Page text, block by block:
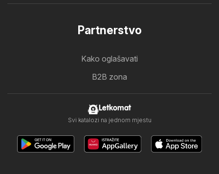
Partnerstvo
Kako oglašavati
B2B zona
Letkomat
Svi katalozi na jednom mjestu